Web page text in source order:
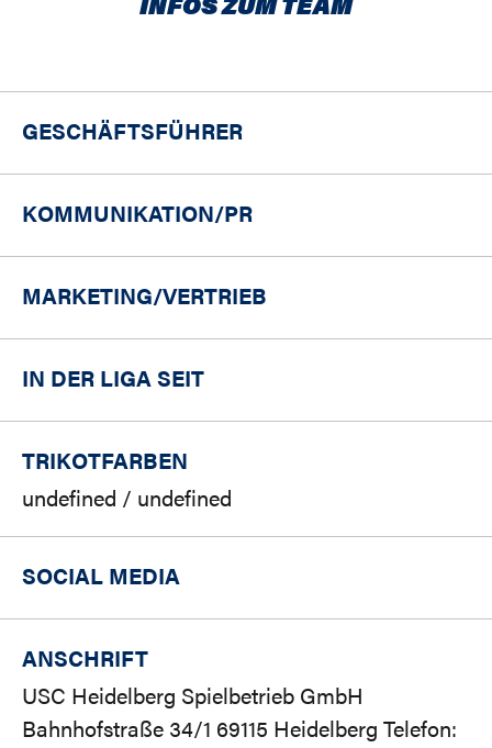
GESCHÄFTSFÜHRER
KOMMUNIKATION/PR
MARKETING/VERTRIEB
IN DER LIGA SEIT
TRIKOTFARBEN
undefined / undefined
SOCIAL MEDIA
ANSCHRIFT
USC Heidelberg Spielbetrieb GmbH
Bahnhofstraße 34/1 69115 Heidelberg Telefon: